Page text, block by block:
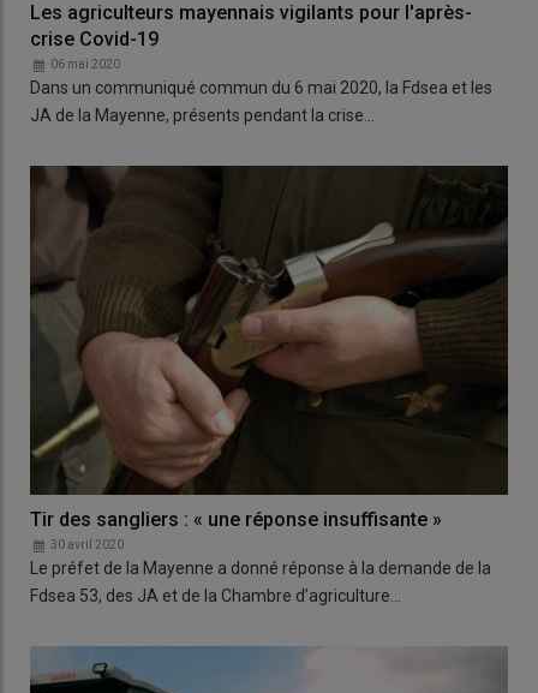
Les agriculteurs mayennais vigilants pour l'après-
crise Covid-19
06 mai 2020
Dans un communiqué commun du 6 mai 2020, la Fdsea et les
JA de la Mayenne, présents pendant la crise…
Tir des sangliers : « une réponse insuffisante »
30 avril 2020
Le préfet de la Mayenne a donné réponse à la demande de la
Fdsea 53, des JA et de la Chambre d’agriculture…